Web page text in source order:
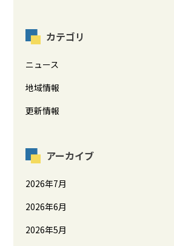
カテゴリ
ニュース
地域情報
更新情報
アーカイブ
2026年7月
2026年6月
2026年5月